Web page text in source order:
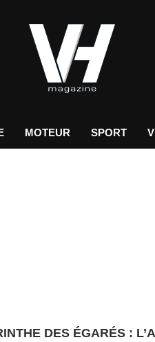
MOTEUR SPORT
DES ÉGARÉS :